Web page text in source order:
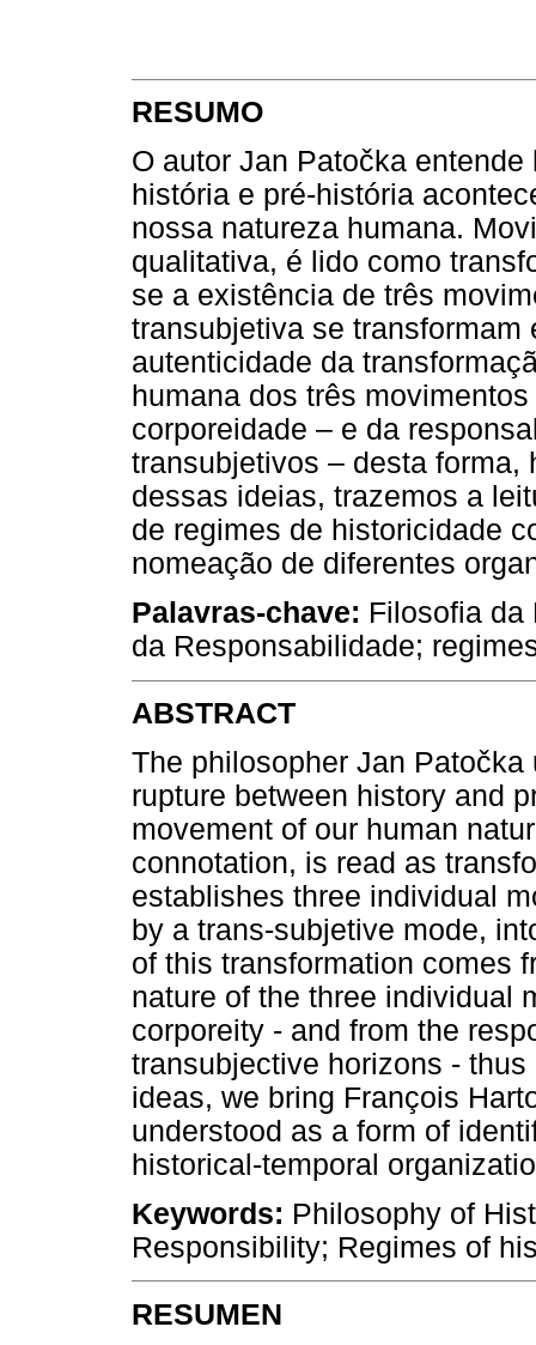
RESUMO
O autor Jan Patočka
história e pré-história
nossa natureza humana.
qualitativa, é lido como
se a existência de três
transubjetiva se transformam
autenticidade da
humana dos três
corporeidade – e da
transubjetivos – desta forma,
dessas ideias, trazemos a
de regimes de historicidade
nomeação de diferentes
Palavras-chave: Filosofia da
da Responsabilidade;
ABSTRACT
The philosopher Jan
rupture between history and
movement of our human
connotation, is read as
establishes three individual
by a trans-subjetive mode,
of this transformation comes
nature of the three individual
corporeity - and from the
transubjective horizons -
ideas, we bring François
understood as a form of
historical-temporal
Keywords: Philosophy of
Responsibility; Regimes of
RESUMEN